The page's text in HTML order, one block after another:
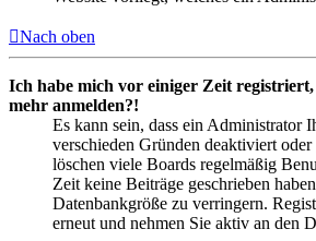
Nach oben
Ich habe mich vor einiger Zeit
mehr anmelden?!
Es kann sein, dass ein Administrator
verschieden Gründen deaktiviert
löschen viele Boards regelmäßig
Zeit keine Beiträge geschrieben
Datenbankgröße zu verringern.
erneut und nehmen Sie aktiv an den